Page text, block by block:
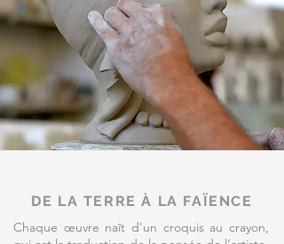
DE LA TERRE À LA FAÏENCE
Chaque œuvre naît d'un croquis au crayon,